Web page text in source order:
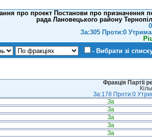
про проект Постанови про призначення
рада Лановецького району
За:305 Проти:0
- Вибрати зі
Фракція Партії
За:178 Проти:0
За
За
За
За
За